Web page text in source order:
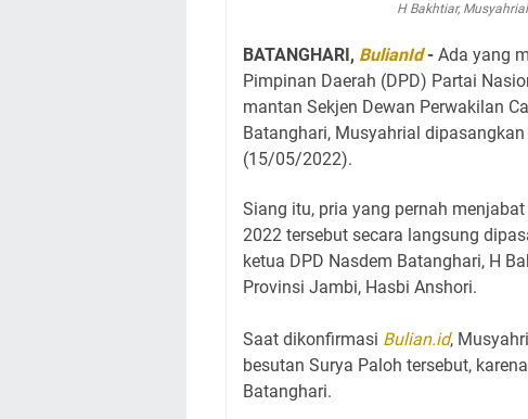
H Bakhtiar,
BATANGHARI, BulianId- Ada yang
Pimpinan Daerah (DPD) Partai
mantan Sekjen Dewan Perwakilan
Batanghari, Musyahrial
(15/05/2022).
Siang itu, pria yang pernah
2022 tersebut secara langsung
ketua DPD Nasdem Batanghari, H
Provinsi Jambi, Hasbi Anshori.
Saat dikonfirmasi Bulian.id,
besutan Surya Paloh tersebut,
Batanghari.